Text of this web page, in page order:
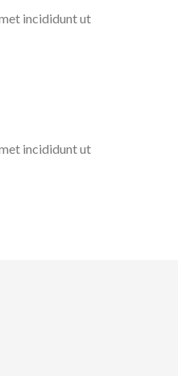
incididunt ut
incididunt ut